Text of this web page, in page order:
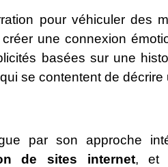
pour véhiculer des
une connexion
basées sur une
se contentent de décrire
par son approche
de sites internet, et